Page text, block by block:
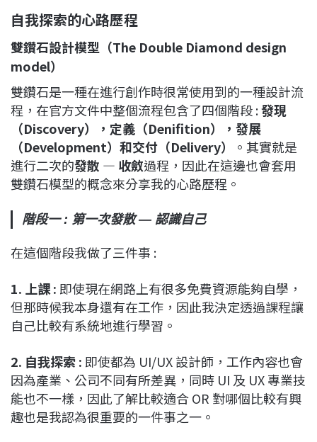
自我探索的心路歷程
雙鑽石設計模型（The Double Diamond design
model）
雙鑽石是一種在進行創作時很常使用到的一種設計流
程，在官方文件中整個流程包含了四個階段 :發現
（Discovery），定義（Denifition），發展
（Development）和交付（Delivery）
。其實就是
進行二次的發散 — 收斂過程，因此在這邊也會套用
雙鑽石模型的概念來分享我的心路歷程。
階段一 : 第一次發散 — 認識自己
在這個階段我做了三件事 :
1. 上課 : 即使現在網路上有很多免費資源能夠自學，
但那時候我本身還有在工作，因此我決定透過課程讓
自己比較有系統地進行學習。
2. 自我探索 : 即使都為 UI/UX 設計師，工作內容也會
因為產業、公司不同有所差異，同時 UI 及 UX 專業技
能也不一樣，因此了解比較適合 OR 對哪個比較有興
趣也是我認為很重要的一件事之一。